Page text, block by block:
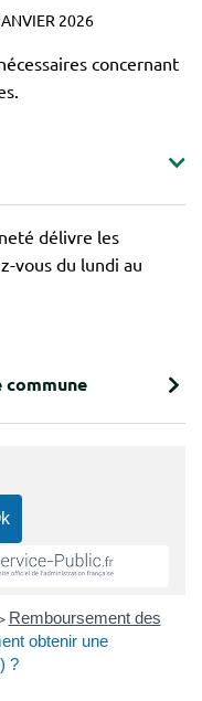
2026
concernant
délivre les
vous du lundi au
Remboursement des
obtenir une
?